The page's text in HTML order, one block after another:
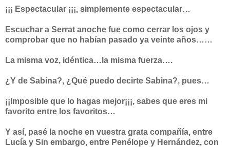
¡¡¡ Espectacular ¡¡¡, simplemente espectacular…
Escuchar a Serrat anoche fue como cerrar los ojos y
comprobar que no habían pasado ya veinte años……
La misma voz, idéntica…la misma fuerza….
¿Y de Sabina?, ¿Qué puedo decirte Sabina?, pues…
¡¡Imposible que lo hagas mejor¡¡¡, sabes que eres mi
favorito entre los favoritos…
Y así, pasé la noche en vuestra grata compañía, entre
Lucía y Sin embargo, entre Penélope y Hernández, con